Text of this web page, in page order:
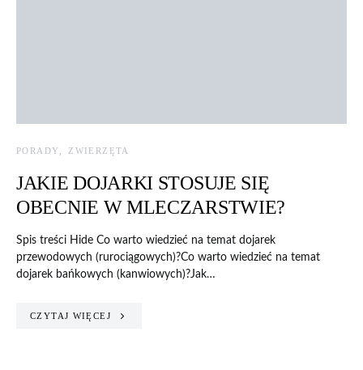
PORADY ZWIERZĘTA
JAKIE DOJARKI STOSUJE SIĘ
OBECNIE W MLECZARSTWIE?
Spis treści Hide Co warto wiedzieć na temat dojarek
przewodowych (rurociągowych)?Co warto wiedzieć na temat
dojarek bańkowych (kanwiowych)?Jak…
CZYTAJ WIĘCEJ